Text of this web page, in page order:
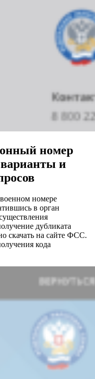
номер
и
номере
в орган
дубликата
скачать на сайте ФСС.
кода